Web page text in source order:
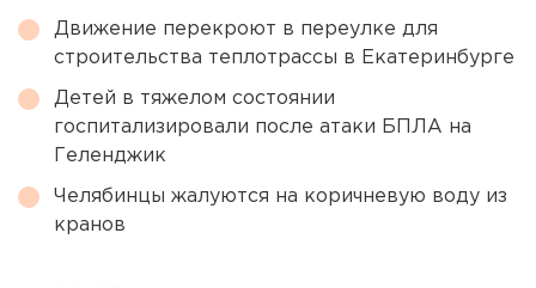
Движение перекроют в переулке для
строительства теплотрассы в Екатеринбурге
Детей в тяжелом состоянии
госпитализировали после атаки БПЛА на
Геленджик
Челябинцы жалуются на коричневую воду из
кранов